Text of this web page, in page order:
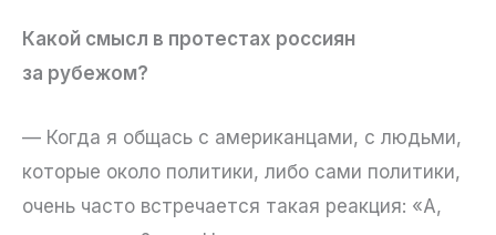
Какой смысл в протестах россиян
за рубежом?
— Когда я общась с американцами, с людьми,
которые около политики, либо сами политики,
очень часто встречается такая реакция: «А,